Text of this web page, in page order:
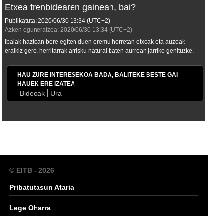
Etxea trenbidearen gainean, bai?
Publikatuta: 2020/06/30 13:34 (UTC+2)
Azken eguneratzea: 2020/06/30 13:34 (UTC+2)
Ibaiak haztean bere egiten duen eremu horretan etxeak eta auzoak
eraikiz gero, herritarrak arrisku natural baten aurrean jarriko genituzke.
HAU ZURE INTERESEKOA BADA, BALITEKE BESTE GAI
HAUEK ERE IZATEA
Bideoak Ura
© EITB - 2026
Pribatutasun Ataria
Lege Oharra